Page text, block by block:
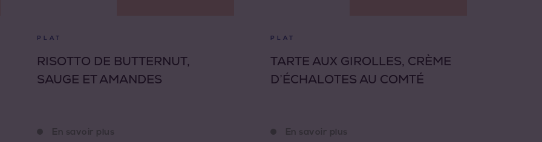
PLAT
RISOTTO DE BUTTERNUT,
SAUGE ET AMANDES
En savoir plus
PLAT
TARTE AUX GIROLLES, CRÈME
D’ÉCHALOTES AU COMTÉ
En savoir plus